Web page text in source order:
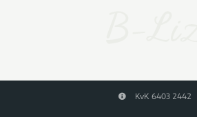
KvK 6403 2442